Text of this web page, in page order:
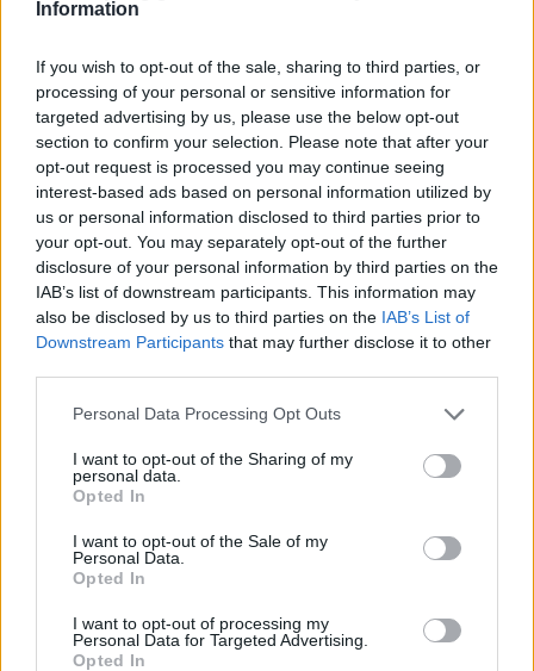
Information
If you wish to opt-out of the sale, sharing to third parties, or
processing of your personal or sensitive information for
targeted advertising by us, please use the below opt-out
section to confirm your selection. Please note that after your
opt-out request is processed you may continue seeing
interest-based ads based on personal information utilized by
us or personal information disclosed to third parties prior to
your opt-out. You may separately opt-out of the further
disclosure of your personal information by third parties on the
IAB’s list of downstream participants. This information may
also be disclosed by us to third parties on the IAB’s List of
Downstream Participants that may further disclose it to other
Please note that this website/app uses one or more Google
not limited to your visit or usage behaviour. You may click to
grant or deny consent to Google and its third-party tags to
use your data for below specified purposes in below Google
consent section.
Personal Data Processing Opt Outs
I want to opt-out of the Sharing of my
personal data.
Opted In
I want to opt-out of the Sale of my
Personal Data.
Opted In
I want to opt-out of processing my
Personal Data for Targeted Advertising.
Opted In
Ευκαιρίες Καριέρας
Επικοινωνία
Media Center
Δελτία Τύπου
Φωτογραφικό Υλικό
Λογότυπα
Για τον Ιερό Ναό Αγίων
Ταξιαρχών στην
Κοκκινομηλιά
Αρθρογραφος:Ομάδα Σύνταξης
,Scouts4SDGs
Ο Ιερός Ναός των Αγίων Ταξιαρχών, στο χωριό
το 1890. Ήταν περίφημος για το γύψινο Τέμπλο του το
οποίο είχαν κατασκευάσει στις αρχές του περασμένου
και τα υπέροχα μωσαϊκά του.